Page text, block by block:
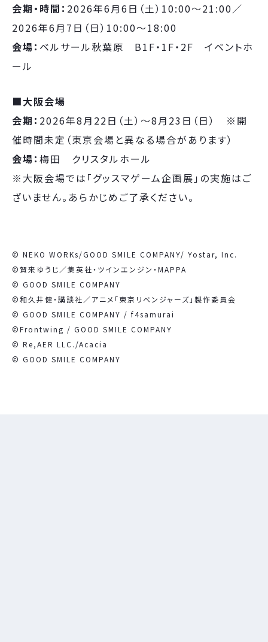
会期・時間： 2026年6月6日（土）10:00～21:00／
2026年6月7日（日）10:00～18:00
会場： ベルサール秋葉原 B1F・1F・2F イベントホ
ール
■大阪会場
会期： 2026年8月22日（土）～8月23日（日） ※開
催時間未定（東京会場と異なる場合があります）
会場： 梅田 クリスタルホール
※ 大阪会場では「グッスマゲーム企画展」の実施はご
ざいません。あらかじめご了承ください。
© NEKO WORKs/GOOD SMILE COMPANY/ Yostar, Inc.
©賀来ゆうじ／集英社・ツインエンジン・MAPPA
© GOOD SMILE COMPANY
©和久井健・講談社／アニメ「東京リベンジャーズ」製作委員会
© GOOD SMILE COMPANY / f4samurai
©Frontwing / GOOD SMILE COMPANY
© Re,AER LLC./Acacia
© GOOD SMILE COMPANY